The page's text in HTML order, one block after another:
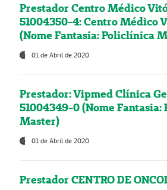
Prestador Centro Médico
51004350-4: Centro Médico
(Nome Fantasia: Policlínica
01 de Abril de 2020
Prestador: Vipmed Clínica
51004349-0 (Nome
Master)
01 de Abril de 2020
Prestador CENTRO DE